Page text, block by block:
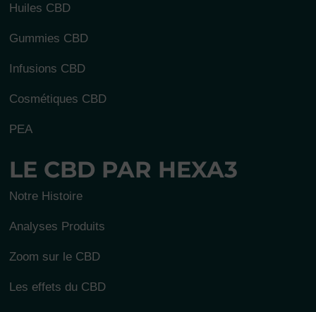
Huiles CBD
Gummies CBD
Infusions CBD
Cosmétiques CBD
PEA
LE CBD PAR HEXA3
Notre Histoire
Analyses Produits
Zoom sur le CBD
Les effets du CBD